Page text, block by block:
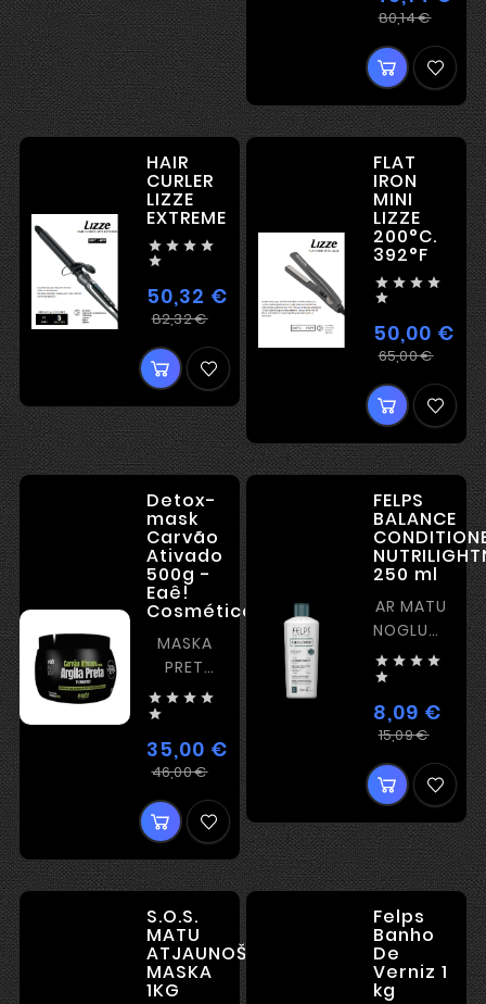
80,14 €
cena
Cena
HAIR
CURLER
LIZZE
EXTREME
   

50,32 €
82,32 €
Ierastā
Cena
FLAT
IRON
MINI
LIZZE
200°C.
392°F
   

50,00 €
65,00 €
cena
Cena
Detox-
mask
Carvão
Ativado
500g -
Eaê!
Cosméticos
MASKA
PRET
MATU
IZKRIŠANU
   

35,00 €
46,00 €
Ierastā
cena
Cena
FELPS
BALANCE
250 ml
AR MATU
EFEKTU
   

8,09 €
15,09 €
cena
Cena
S.O.S.
MATU
ATJAUNOŠANAS
MASKA
1KG
Felps
Banho
De
Verniz 1
kg